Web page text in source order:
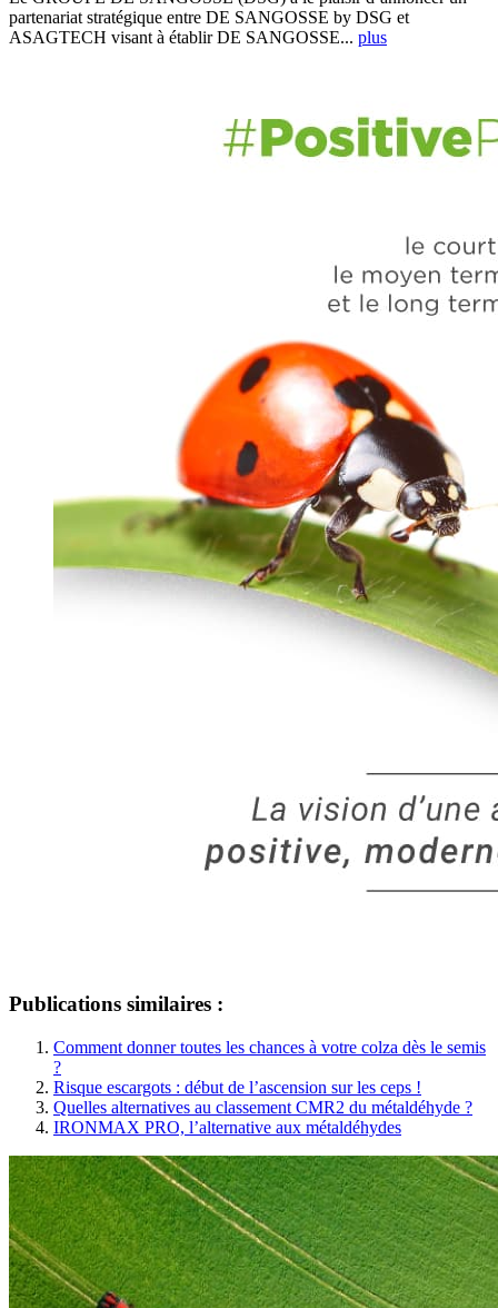
partenariat stratégique entre DE SANGOSSE by DSG et
ASAGTECH visant à établir DE SANGOSSE... plus
Publications similaires :
Comment donner toutes les chances à votre colza dès le semis
?
Risque escargots : début de l’ascension sur les ceps !
Quelles alternatives au classement CMR2 du métaldéhyde ?
IRONMAX PRO, l’alternative aux métaldéhydes